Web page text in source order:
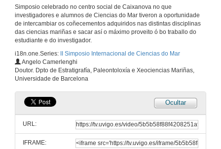
Simposio celebrado no centro social de Caixanova no que
investigadores e alumnos de Ciencias do Mar tiveron a oportunidade
de intercambiar os coñecementos adquiridos nas distintas disciplinas
das ciencias mariñas e sacar así o máximo proveito ó bo traballo do
estudiante e do investigador.
i18n.one.Series:
II Simposio Internacional de Ciencias do Mar
Angelo Camerlenghi
Doutor. Dpto de Estratigrafía, Paleontoloxía e Xeociencias Mariñas,
Universidade de Barcelona
Ocultar
URL:
IFRAME:
Estudio das barras de cantos que afloran en Maspalomas (Gran canaria)
Implicacións sobre a orixe do campo de dunas.
27 de abr. de 2009
Development of an assesment protocol to oiled sandy beaches:OILDEBEACH project
27 de abr. de 2009